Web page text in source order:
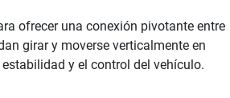
ofrecer una conexión pivotante entre
girar y moverse verticalmente en
y el control del vehículo.